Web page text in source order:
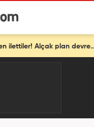
İsrail'den ortalığı karıştıracak Gazze kararı! ABD'ye resmen ilettiler! Alçak plan devrede